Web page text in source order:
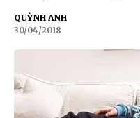
QUỲNH ANH
30/04/2018